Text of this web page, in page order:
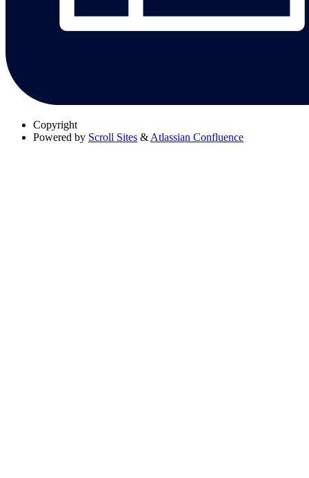
Copyright
Powered by Scroll Sites & Atlassian Confluence